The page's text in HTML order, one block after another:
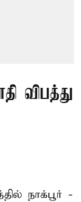
விபத்து
நாக்பூர் -